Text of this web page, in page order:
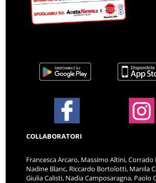
COLLABORATORI
Francesca Arcaro, Massimo Altini, Corrado
Nadine Blanc, Riccardo Bortolotti, Manila
Giulia Calisti, Nadia Camposaragna, Paolo